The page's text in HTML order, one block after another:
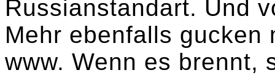
Russianstandart. Und
Mehr ebenfalls gucken
www. Wenn es brennt,